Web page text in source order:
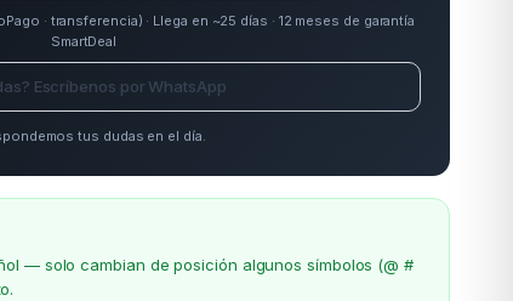
· transferencia) · Llega en ~25 días · 12 meses de garantía
SmartDeal
Escríbenos por WhatsApp
tus dudas en el día.
— solo cambian de posición algunos símbolos (@ #